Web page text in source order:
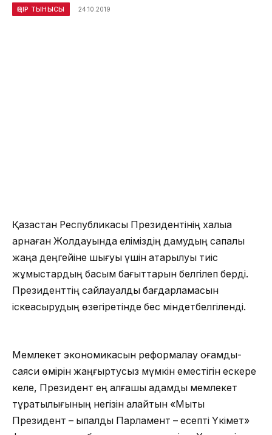
ӨҢІР ТЫНЫСЫ 24.10.2019
Қазақстан Республикасы Президентінің халыққа
арнаған Жолдауында еліміздің дамудың сапалы
жаңа деңгейіне шығуы үшін атқарылуы тиіс
жұмыстардың басым бағыттарын белгілеп берді.
Президенттің сайлауалды бағдарламасын
іскеасырудың өзегіретінде бес міндетбелгіленді.
Мемлекет экономикасын реформалау қоғамдық-
саяси өмірін жаңғыртусыз мүмкін еместігін ескере
келе, Президент ең алғашқы қадамды мемлекет
тұрақтылығының негізін қалайтын «Мықты
Президент – ықпалды Парламент – есепті Үкімет»